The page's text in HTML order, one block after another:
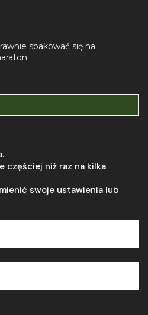
spakować się na
częściej niż raz na kilka
swoje ustawienia lub